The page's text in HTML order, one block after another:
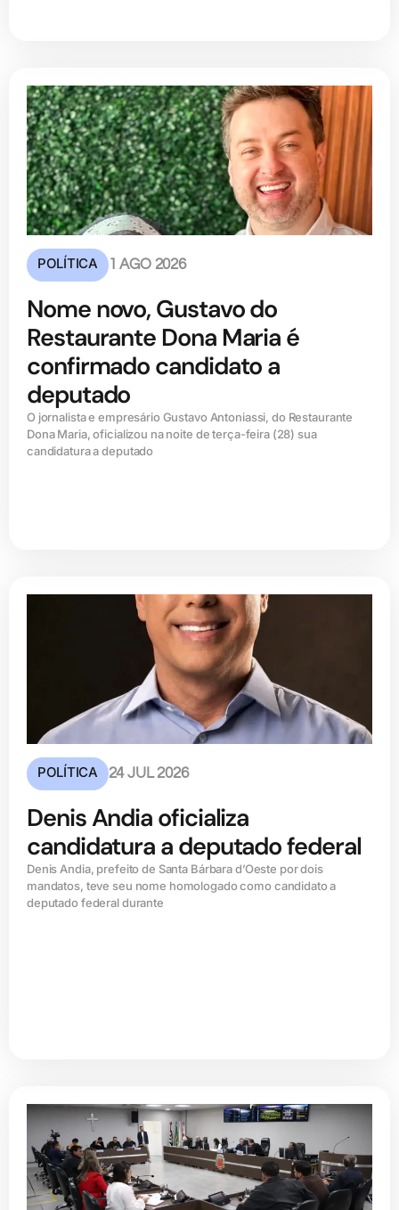
POLÍTICA 1 AGO 2026
Nome novo, Gustavo do
Restaurante Dona Maria é
confirmado candidato a
deputado
O jornalista e empresário Gustavo Antoniassi, do Restaurante
Dona Maria, oficializou na noite de terça-feira (28) sua
candidatura a deputado
POLÍTICA 24 JUL 2026
Denis Andia oficializa
candidatura a deputado federal
Denis Andia, prefeito de Santa Bárbara d’Oeste por dois
mandatos, teve seu nome homologado como candidato a
deputado federal durante